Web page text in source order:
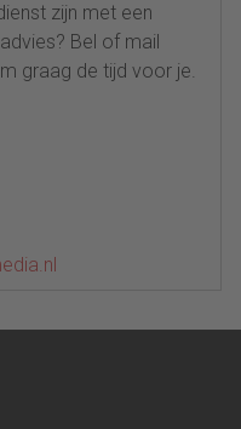
zijn met een
Bel of mail
graag de tijd voor je.